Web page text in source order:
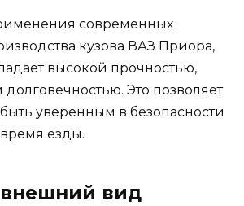
современных
кузова ВАЗ Приора,
высокой прочностью,
Это позволяет
уверенным в безопасности
езды.
вид